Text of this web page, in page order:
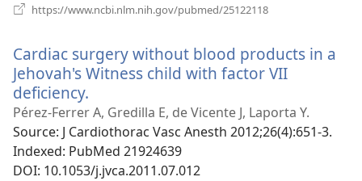
https://www.ncbi.nlm.nih.gov/pubmed/25122118
вікні)
Cardiac surgery without blood products in a
Jehovah's Witness child with factor VII
deficiency.
у
новому
вікні)
Pérez-Ferrer A, Gredilla E, de Vicente J, Laporta Y.
Source‎: J Cardiothorac Vasc Anesth 2012;26(4):651-3.
Indexed‎: PubMed 21924639
DOI‎: 10.1053/j.jvca.2011.07.012